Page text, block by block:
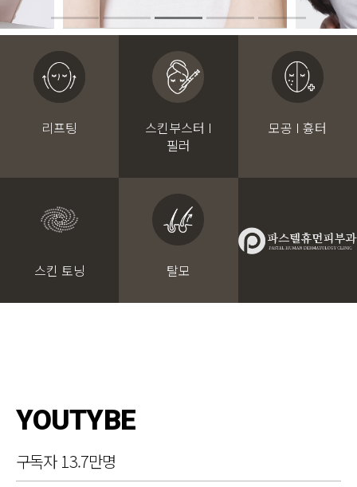
리프팅
스킨부스터 I
필러
모공 I 흉터
스킨 토닝 탈모
YOUTYBE
구독자 13.7만명